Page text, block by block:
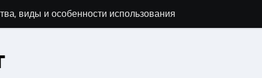
виды и особенности использования
помощник при ремонтных работах